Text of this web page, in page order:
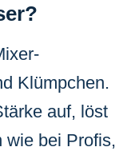
Klümpchen.
auf, löst
wie bei Profis,